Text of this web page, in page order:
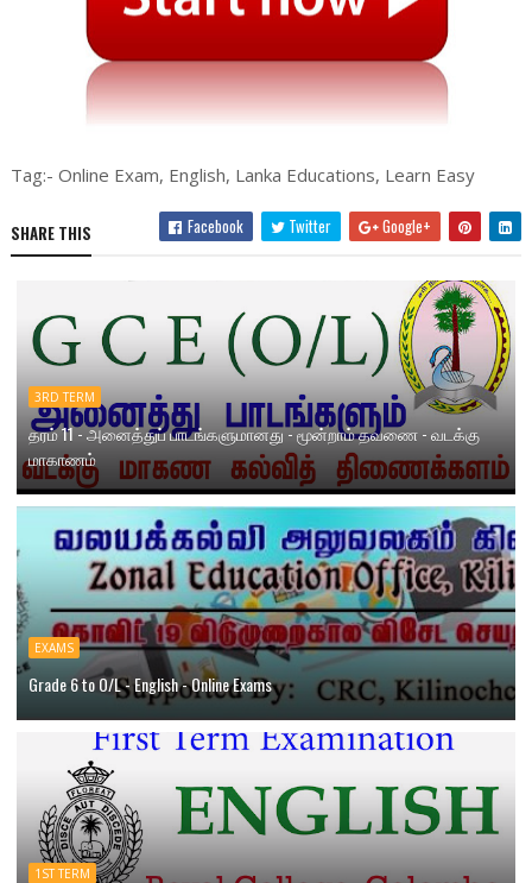
Tag:- Online Exam, English, Lanka Educations, Learn Easy
SHARE THIS Facebook Twitter Google+
3RD TERM
தரம் 11 - அனைத்துப் பாடங்களுமானது - மூன்றாம் தவணை - வடக்கு
மாகாணம்
EXAMS
Grade 6 to O/L - English - Online Exams
1ST TERM